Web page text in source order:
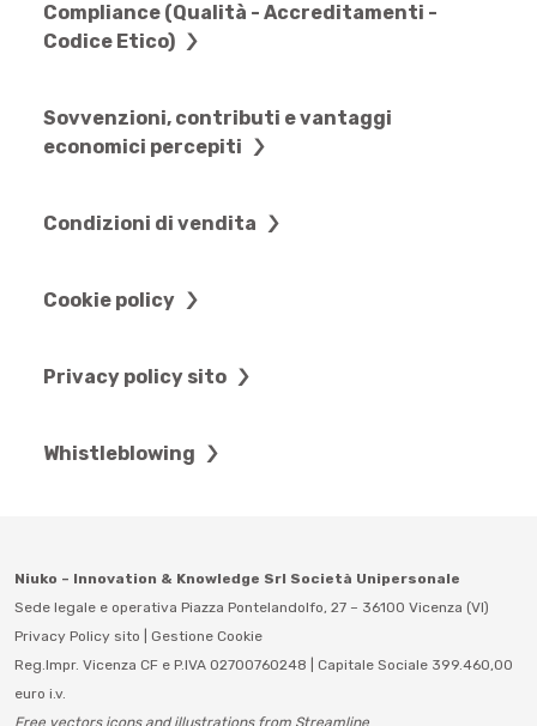
Compliance (Qualità - Accreditamenti -
Codice Etico)
Sovvenzioni, contributi e vantaggi
economici percepiti
Condizioni di vendita
Cookie policy
Privacy policy sito
Whistleblowing
Niuko – Innovation & Knowledge Srl Società Unipersonale
Sede legale e operativa Piazza Pontelandolfo, 27 – 36100 Vicenza (VI)
Privacy Policy sito
Gestione Cookie
Reg.Impr. Vicenza CF e P.IVA 02700760248 | Capitale Sociale 399.460,00
euro i.v.
Free vectors icons and illustrations from Streamline